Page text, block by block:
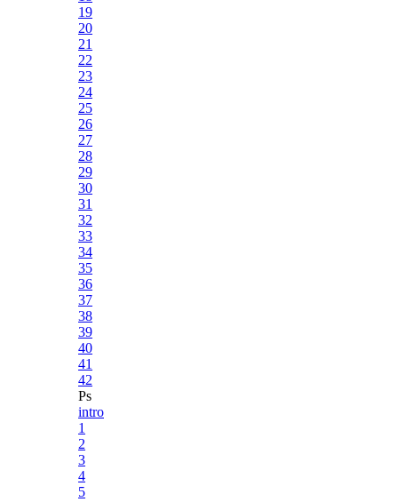
19
20
21
22
23
24
25
26
27
28
29
30
31
32
33
34
35
36
37
38
39
40
41
42
Ps
intro
1
2
3
4
5